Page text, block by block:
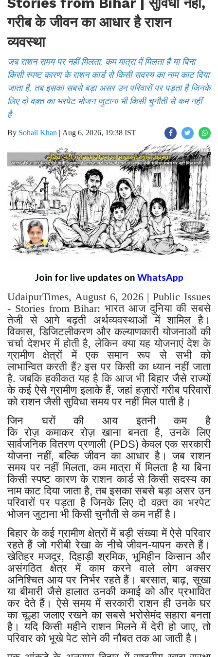
गरीब के जीवन का आधार है राशन
व्यवस्था
जब राशन समय पर नहीं मिलता, कम मात्रा में मिलता है या बिना
किसी स्पष्ट कारण के राशन कार्ड से किसी सदस्य का नाम काट दिया
जाता है, तब इसका सबसे बड़ा असर उन परिवारों पर पड़ता है जिनके
लिए दो वक़्त का भरपेट भोजन जुटाना भी किसी चुनौती से कम नहीं
है
By Sohail Khan | Aug 6, 2026, 19:38 IST
Join for live updates on WhatsApp
UdaipurTimes, August 6, 2026 | Public Issues
- Stories from Bihar: भारत आज दुनिया की सबसे
तेजी से आगे बढ़ती अर्थव्यवस्थाओं में शामिल है।
विकास, डिजिटलीकरण और कल्याणकारी योजनाओं की
चर्चा देशभर में होती है, लेकिन क्या यह योजनाएं देश के
ग्रामीण क्षेत्रों में एक समान रूप से सभी को
लाभान्वित करती हैं? इस पर किसी का ध्यान नहीं जाता
है. जबकि हकीकत यह है कि आज भीबिहार जैसे राज्यों
के कई ऐसे ग्रामीण इलाके हैं, जहां हज़ारों गरीब परिवारों
को राशन जैसी सुविधा समय पर नहीं मिल पाती है।
जिन घरों की आय इतनी कम है
कि रोज़ कमाकर रोज़ खाना बनता है, उनके लिए
सार्वजनिक वितरण प्रणाली (PDS) केवल एक सरकारी
योजना नहीं, बल्कि जीवन का आधार है। जब राशन
समय पर नहीं मिलता, कम मात्रा में मिलता है या बिना
किसी स्पष्ट कारण के राशन कार्ड से किसी सदस्य का
नाम काट दिया जाता है, तब इसका सबसे बड़ा असर उन
परिवारों पर पड़ता है जिनके लिए दो वक़्त का भरपेट
भोजन जुटाना भी किसी चुनौती से कम नहीं है।
बिहार के कई ग्रामीण क्षेत्रों में बड़ी संख्या में ऐसे परिवार
रहते हैं जो गरीबी रेखा के नीचे जीवन-यापन करते हैं।
खेतिहर मजदूर, दिहाड़ी श्रमिक, भूमिहीन किसान और
असंगठित क्षेत्र में काम करने वाले लोग अक्सर
अनिश्चित आय पर निर्भर रहते हैं। बरसात, बाढ़, सूखा
या बीमारी जैसे हालात उनकी कमाई को और प्रभावित
कर देते हैं। ऐसे समय में सरकारी राशन ही उनके घर
का चूल्हा जलाए रखने का सबसे भरोसेमंद सहारा बनता
है। यदि किसी महीने राशन मिलने में देरी हो जाए, तो
परिवार को भूखे पेट सोने की नौबत तक आ जाती है।